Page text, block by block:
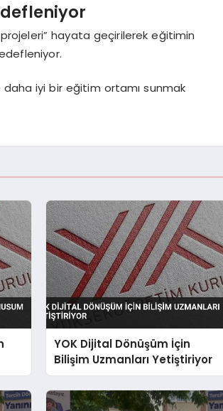
hayata geçirilerek eğitimin
iyi bir eğitim ortamı sunmak
YOK Dijital Dönüşüm İçin
Bilişim Uzmanları Yetiştiriyor